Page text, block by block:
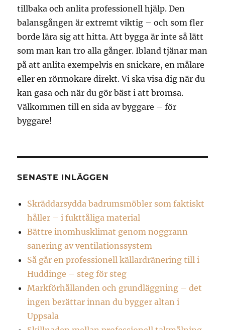
tillbaka och anlita professionell hjälp. Den
balansgången är extremt viktig – och som fler
borde lära sig att hitta. Att bygga är inte så lätt
som man kan tro alla gånger. Ibland tjänar man
på att anlita exempelvis en snickare, en målare
eller en rörmokare direkt. Vi ska visa dig när du
kan gasa och när du gör bäst i att bromsa.
Välkommen till en sida av byggare – för
byggare!
SENASTE INLÄGGEN
Skräddarsydda badrumsmöbler som faktiskt
håller – i fukttåliga material
Bättre inomhusklimat genom noggrann
sanering av ventilationssystem
Så går en professionell källardränering till i
Huddinge – steg för steg
Markförhållanden och grundläggning – det
ingen berättar innan du bygger altan i
Uppsala